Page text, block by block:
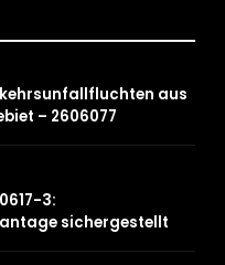
aus
– 2606077
3:
sichergestellt